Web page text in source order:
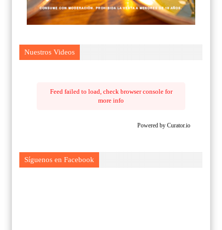
Nuestros Videos
Feed failed to load, check browser console for
more info
Powered by Curator.io
Síguenos en Facebook